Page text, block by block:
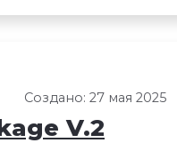
Создано: 27 мая 2025
V.2